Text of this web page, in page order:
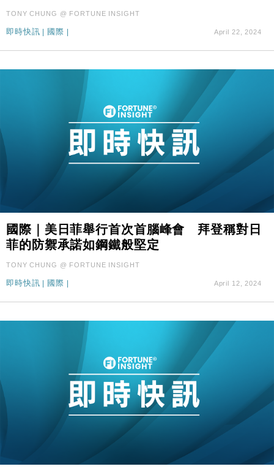
TONY CHUNG @ FORTUNE INSIGHT
即時快訊 國際 April 22, 2024
國際｜美日菲舉行首次首腦峰會 拜登稱對日
菲的防禦承諾如鋼鐵般堅定
TONY CHUNG @ FORTUNE INSIGHT
即時快訊 國際 April 12, 2024